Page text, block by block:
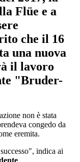
Flüe e a
che il 16
una nuova
il lavoro
"Bruder-
non è stata
congedo da
eremita.
indica ai